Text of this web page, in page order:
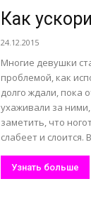
Как
24.12.2015
Многие девушки
проблемой, как
долго ждали, пока
ухаживали за
заметить, что
слабеет и слоится.
Узнать больше